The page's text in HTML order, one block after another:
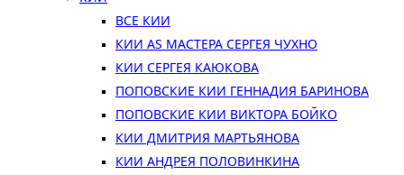
ВСЕ КИИ
КИИ AS МАСТЕРА СЕРГЕЯ ЧУХНО
КИИ СЕРГЕЯ КАЮКОВА
ПОПОВСКИЕ КИИ ГЕННАДИЯ БАРИНОВА
ПОПОВСКИЕ КИИ ВИКТОРА БОЙКО
КИИ ДМИТРИЯ МАРТЬЯНОВА
КИИ АНДРЕЯ ПОЛОВИНКИНА